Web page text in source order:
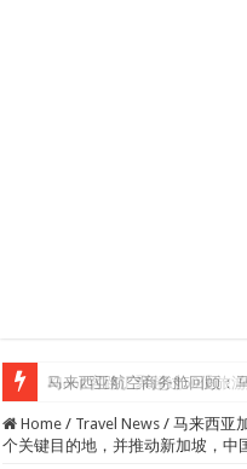
马来西亚航空商务舱回顾：
Klook客路汇聚超过50位旅
Home / Travel News / 马来西亚
个关键目的地，并推动新加坡，中